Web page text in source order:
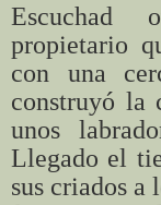
Escuchad
propietario
con una
construyó la
unos
Llegado el
sus criados a